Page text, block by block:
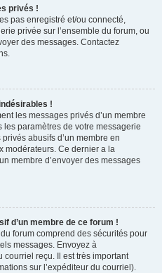
privés !
pas enregistré et/ou connecté,
privée sur l’ensemble du forum, ou
des messages. Contactez
!
les messages privés d’un membre
paramètres de votre messagerie
abusifs d’un membre en
modérateurs. Ce dernier a la
membre d’envoyer des messages
d’un membre de ce forum !
forum comprend des sécurités pour
messages. Envoyez à
courriel reçu. Il est très important
sur l’expéditeur du courriel).